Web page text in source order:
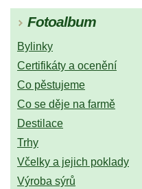
Fotoalbum
Bylinky
Certifikáty a ocenění
Co pěstujeme
Co se děje na farmě
Destilace
Trhy
Včelky a jejich poklady
Výroba sýrů